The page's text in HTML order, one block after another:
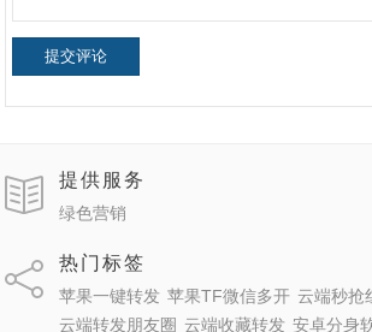
提交评论
提供服务
绿色营销
热门标签
苹果一键转发 苹果TF微信多开 云端秒抢
云端转发朋友圈 云端收藏转发 安卓分身